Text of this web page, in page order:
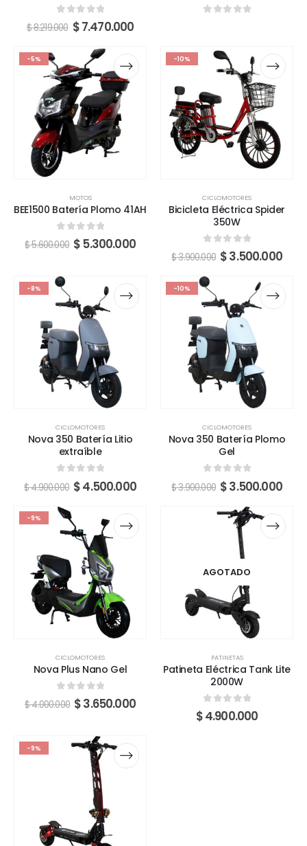
fuera de 5
$8.219.000 $7.470.000
-5%
MOTOS
BEE1500 Batería Plomo 41AH
fuera de 5
$5.600.000 $ 5.300.000
-10%
CICLOMOTORES
Bicicleta Eléctrica Spider
350W
fuera de 5
$3.900.000 $3.500.000
-8%
CICLOMOTORES
Nova 350 Batería Litio
extraíble
fuera de 5
$4.900.000 $4.500.000
-10%
CICLOMOTORES
Nova 350 Batería Plomo
Gel
fuera de 5
$3.900.000 $3.500.000
-9%
CICLOMOTORES
Nova Plus Nano Gel
fuera de 5
$4.000.000 $3.650.000
AGOTADO
PATINETAS
Patineta Eléctrica Tank Lite
2000W
0fuera de 5
$4.900.000
-9%